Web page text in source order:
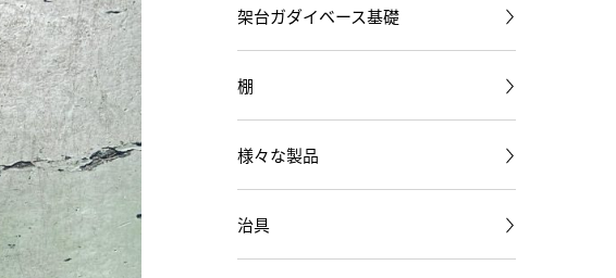
架台ガダイベース基礎
棚
様々な製品
治具